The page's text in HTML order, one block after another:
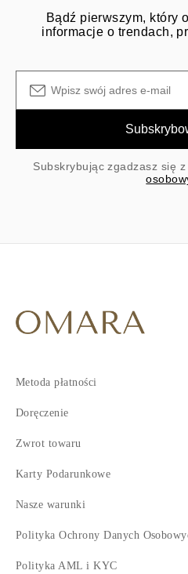
Bądź pierwszym, który
informacje o trendach,
Subskrybując zgadzasz się z
Metoda płatności
Doręczenie
Zwrot towaru
Karty Podarunkowe
Nasze warunki
Polityka Ochrony Danych
Polityka AML i KYC